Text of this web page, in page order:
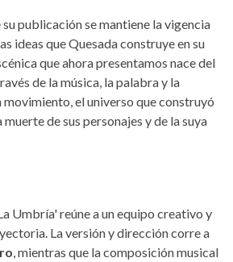
su publicación se mantiene la vigencia
ideas que Quesada construye en su
que ahora presentamos nace del
de la música, la palabra y la
el universo que construyó
de sus personajes y de la suya
Umbría' reúne a un equipo creativo y
La versión y dirección corre a
, mientras que la composición musical